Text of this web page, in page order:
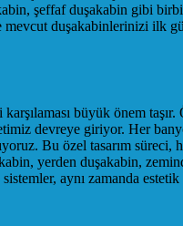
şeffaf duşakabin gibi
duşakabinlerinizi ilk
büyük önem
devreye giriyor. Her
Bu özel tasarım süreci,
yerden duşakabin,
aynı zamanda